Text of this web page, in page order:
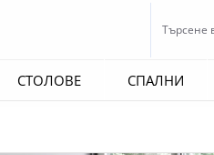
СТОЛОВЕ СПАЛНИ